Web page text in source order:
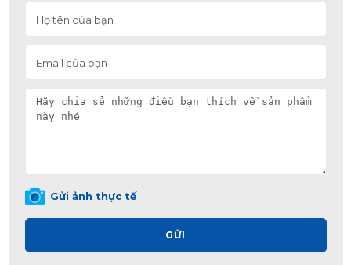
Gửi ảnh thực tế
GỬI